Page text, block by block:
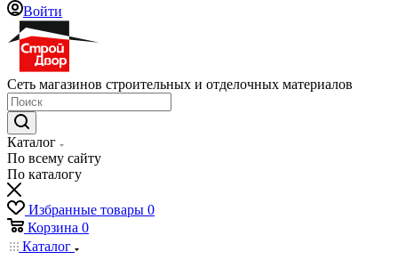
Войти
Сеть магазинов строительных и отделочных материалов
Каталог
По всему сайту
По каталогу
Избранные товары 0
Корзина 0
Каталог